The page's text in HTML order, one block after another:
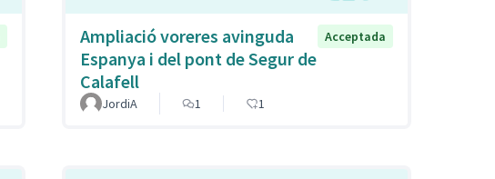
Ampliació voreres avinguda
Espanya i del pont de Segur de
Calafell
Acceptada
JordiA 1 1